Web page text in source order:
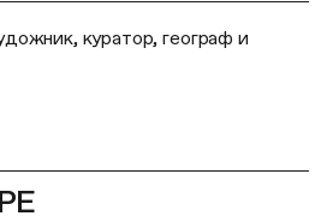
куратор, географ и